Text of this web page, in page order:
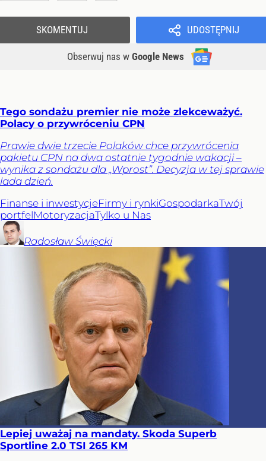
UDOSTĘPNIJ
Obserwuj nas w Google News
SKOMENTUJ
Tego sondażu premier nie może zlekceważyć.
Polacy o przywróceniu CPN
Prawie dwie trzecie Polaków chce przywrócenia
pakietu CPN na dwa ostatnie tygodnie wakacji –
wynika z sondażu dla „Wprost”. Decyzja w tej sprawie
lada dzień.
Finanse i inwestycjeFirmy i rynkiGospodarkaTwój
portfelMotoryzacjaTylko u Nas
Radosław Święcki
Lepiej uważaj na mandaty. Skoda Superb
Sportline 2.0 TSI 265 KM